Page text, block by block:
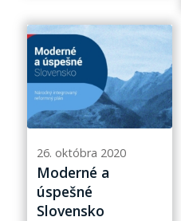
26. októbra 2020
Moderné a
úspešné
Slovensko